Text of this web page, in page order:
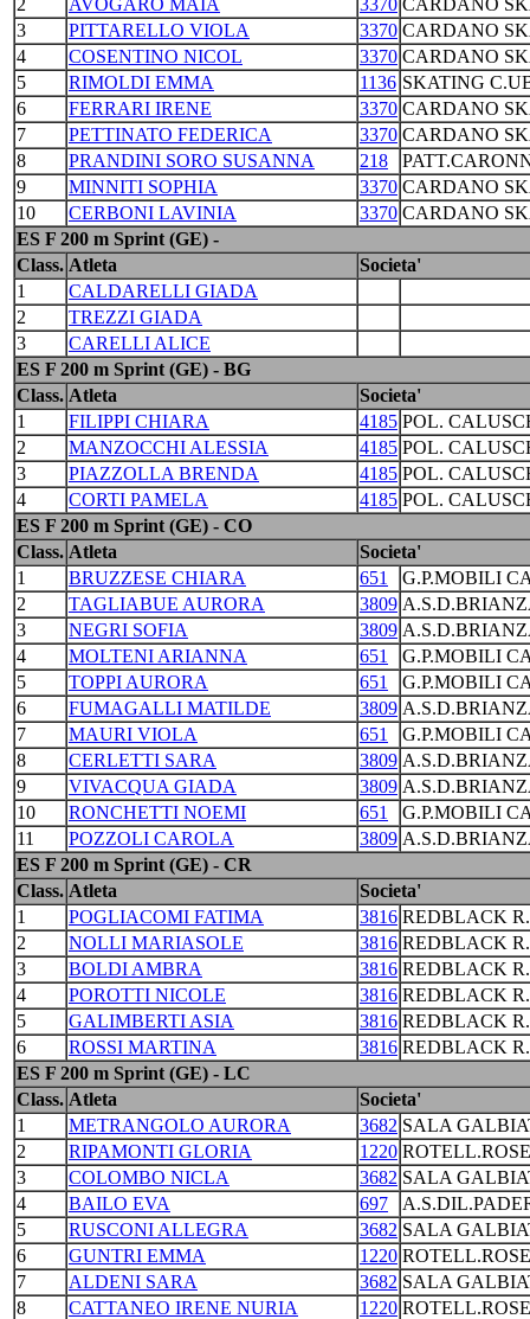
2
AVOGARO MAIA 3370 CARDANO
3
PITTARELLO VIOLA 3370 CARDANO
4
COSENTINO NICOL 3370 CARDANO
5
RIMOLDI EMMA 1136 SKATING
6
FERRARI IRENE 3370 CARDANO
7
PETTINATO FEDERICA 3370 CARDANO
8
PRANDINI SORO SUSANNA 218
9
MINNITI SOPHIA 3370 CARDANO
10
CERBONI LAVINIA 3370 CARDANO
ES F 200 m Sprint (GE) -
Class. Atleta
Societa'
1
CALDARELLI GIADA
2
TREZZI GIADA
3
CARELLI ALICE
ES F 200 m Sprint (GE) - BG
Class. Atleta
Societa'
1
FILIPPI CHIARA 4185 POL.
2
MANZOCCHI ALESSIA 4185 POL.
3
PIAZZOLLA BRENDA 4185 POL.
4
CORTI PAMELA 4185 POL.
ES F 200 m Sprint (GE) - CO
Class. Atleta
Societa'
1
BRUZZESE CHIARA 651
G.P.MOBILI
2
TAGLIABUE AURORA 3809
3
NEGRI SOFIA 3809
4
MOLTENI ARIANNA 651
G.P.MOBILI
5
TOPPI AURORA 651
G.P.MOBILI
6
FUMAGALLI MATILDE 3809
7
MAURI VIOLA 651
G.P.MOBILI
8
CERLETTI SARA 3809
9
VIVACQUA GIADA 3809
10
RONCHETTI NOEMI 651
G.P.MOBILI
11
POZZOLI CAROLA 3809
ES F 200 m Sprint (GE) - CR
Class. Atleta
Societa'
1
POGLIACOMI FATIMA 3816 REDBLACK
2
NOLLI MARIASOLE 3816 REDBLACK
3
BOLDI AMBRA 3816 REDBLACK
4
POROTTI NICOLE 3816 REDBLACK
5
GALIMBERTI ASIA 3816 REDBLACK
6
ROSSI MARTINA 3816 REDBLACK
ES F 200 m Sprint (GE) - LC
Class. Atleta
Societa'
1
METRANGOLO AURORA 3682 SALA
2
RIPAMONTI GLORIA 1220
3
COLOMBO NICLA 3682 SALA
4
BAILO EVA 697
5
RUSCONI ALLEGRA 3682 SALA
6
GUNTRI EMMA 1220
7
ALDENI SARA 3682 SALA
8
CATTANEO IRENE NURIA 1220